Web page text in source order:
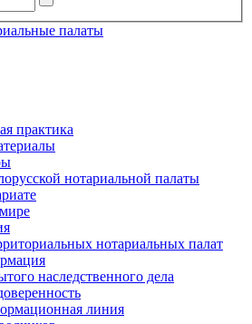
палаты
практика
нотариальной палаты
нотариальных палат
наследственного дела
линия